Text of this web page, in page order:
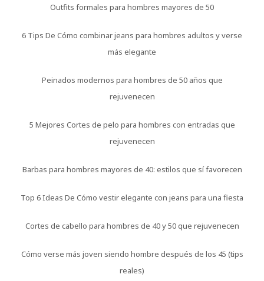
Outfits formales para hombres mayores de 50
6 Tips De Cómo combinar jeans para hombres adultos y verse
más elegante
Peinados modernos para hombres de 50 años que
rejuvenecen
5 Mejores Cortes de pelo para hombres con entradas que
rejuvenecen
Barbas para hombres mayores de 40: estilos que sí favorecen
Top 6 Ideas De Cómo vestir elegante con jeans para una fiesta
Cortes de cabello para hombres de 40 y 50 que rejuvenecen
Cómo verse más joven siendo hombre después de los 45 (tips
reales)